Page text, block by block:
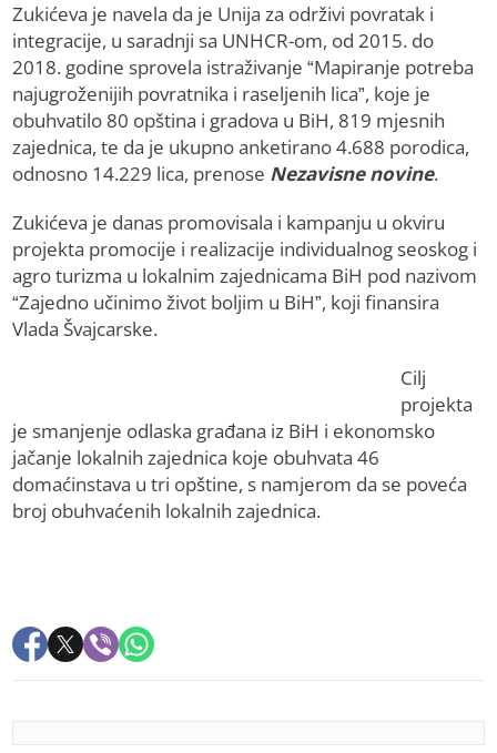
Zukićeva je navela da je Unija za održivi povratak i
integracije, u saradnji sa UNHCR-om, od 2015. do
2018. godine sprovela istraživanje “Mapiranje potreba
najugroženijih povratnika i raseljenih lica”, koje je
obuhvatilo 80 opština i gradova u BiH, 819 mjesnih
zajednica, te da je ukupno anketirano 4.688 porodica,
odnosno 14.229 lica, prenose Nezavisne novine.
Zukićeva je danas promovisala i kampanju u okviru
projekta promocije i realizacije individualnog seoskog i
agro turizma u lokalnim zajednicama BiH pod nazivom
“Zajedno učinimo život boljim u BiH”, koji finansira
Vlada Švajcarske.
Cilj
projekta
je smanjenje odlaska građana iz BiH i ekonomsko
jačanje lokalnih zajednica koje obuhvata 46
domaćinstava u tri opštine, s namjerom da se poveća
broj obuhvaćenih lokalnih zajednica.